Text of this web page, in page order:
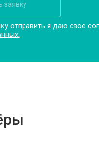
заявку
отправить я даю свое